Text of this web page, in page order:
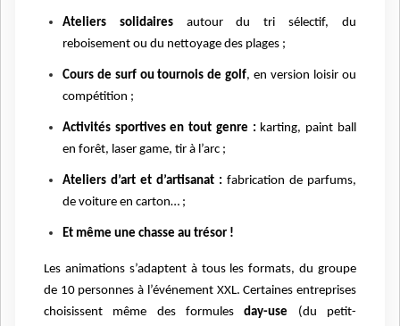
Ateliers solidairesautour du tri sélectif, du
reboisement ou du nettoyage des plages ;
Cours de surf ou tournois de golf, en version loisir ou
compétition ;
Activités sportives en tout genre : karting, paint ball
en forêt, laser game, tir à l’arc ;
Ateliers d’art et d’artisanat : fabrication de parfums,
de voiture en carton… ;
Et même une chasse au trésor !
Les animations s’adaptent à tous les formats, du groupe
de 10 personnes à l’événement XXL. Certaines entreprises
choisissent même des formulesday-use (du petit-